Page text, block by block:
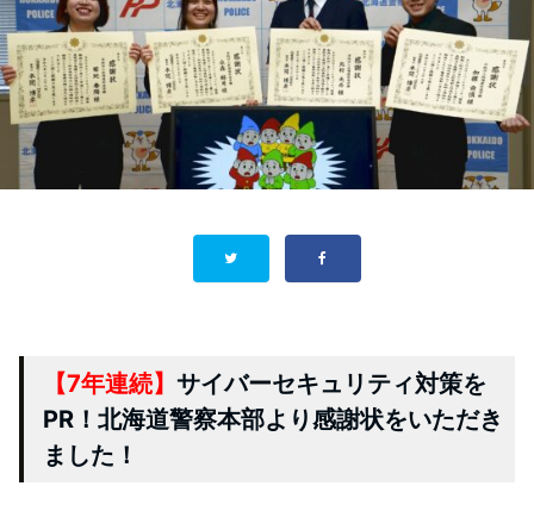
【7年連続】 サイバーセキュリティ対策を
PR！北海道警察本部より感謝状をいただき
ました！